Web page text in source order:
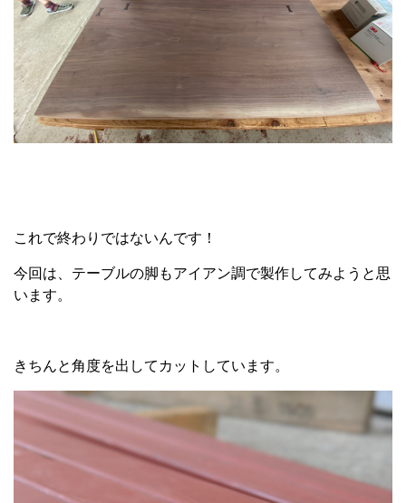
これで終わりではないんです！
今回は、テーブルの脚もアイアン調で製作してみようと思
います。
きちんと角度を出してカットしています。